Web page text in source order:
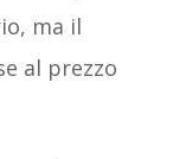
ma il
al prezzo